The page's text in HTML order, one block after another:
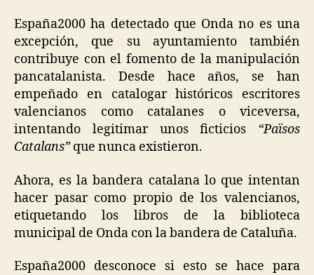
España2000 ha detectado que Onda no es una
excepción, que su ayuntamiento también
contribuye con el fomento de la manipulación
pancatalanista. Desde hace años, se han
empeñado en catalogar históricos escritores
valencianos como catalanes o viceversa,
intentando legitimar unos ficticios “Països
Catalans”que nunca existieron.
Ahora, es la bandera catalana lo que intentan
hacer pasar como propio de los valencianos,
etiquetando los libros de la biblioteca
municipal de Onda con la bandera de Cataluña.
España2000 desconoce si esto se hace para